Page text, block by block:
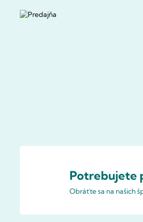
Potrebujete
Obráťte sa na našich